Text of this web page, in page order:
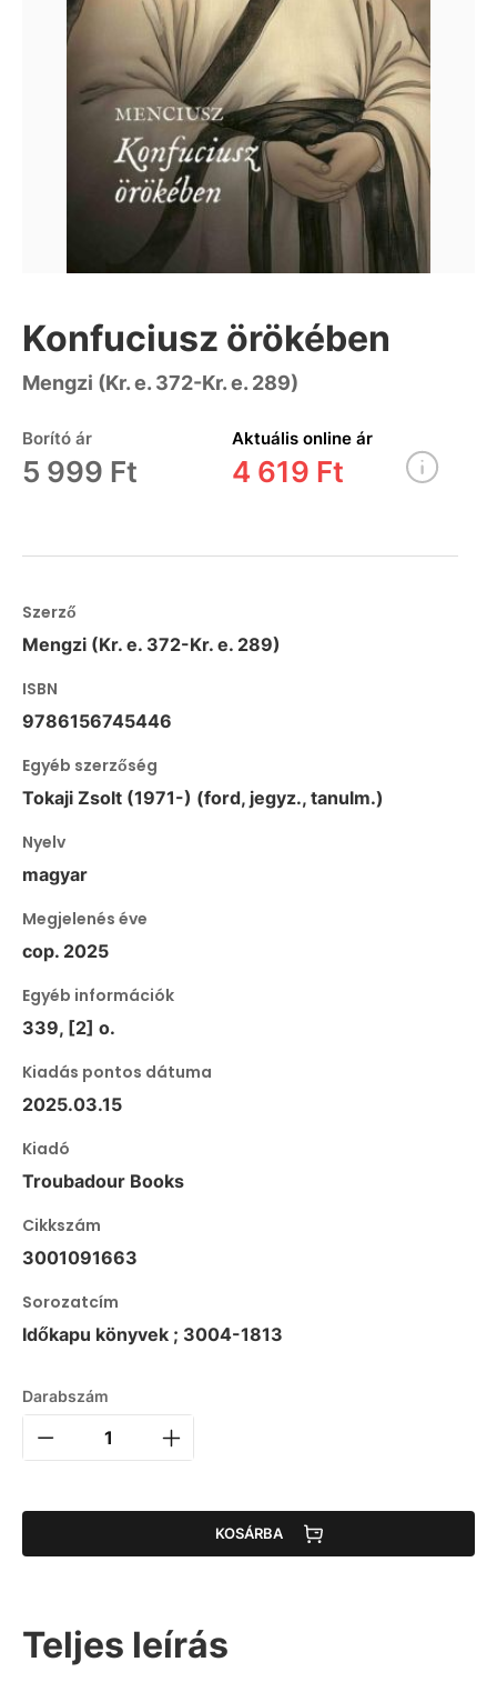
Konfuciusz örökében
Mengzi (Kr. e. 372-Kr. e. 289)
Borító ár
5 999 Ft
Aktuális online ár
4 619 Ft
Szerző
Mengzi (Kr. e. 372-Kr. e. 289)
ISBN
9786156745446
Egyéb szerzőség
Tokaji Zsolt (1971-) (ford, jegyz., tanulm.)
Nyelv
magyar
Megjelenés éve
cop. 2025
Egyéb információk
339, [2] o.
Kiadás pontos dátuma
2025.03.15
Kiadó
Troubadour Books
Cikkszám
3001091663
Sorozatcím
Időkapu könyvek ; 3004-1813
Darabszám
KOSÁRBA
Teljes leírás